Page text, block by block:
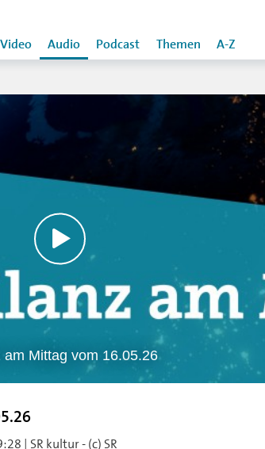
Video Audio Podcast Themen A-Z
am Mittag vom 16.05.26
| SR kultur - (c) SR